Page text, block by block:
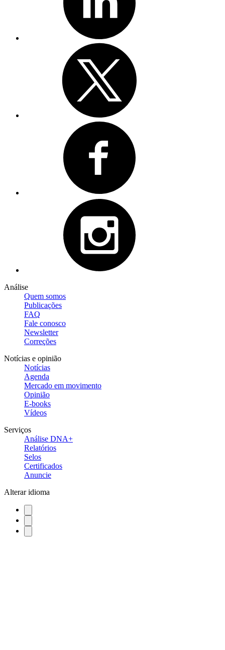
Análise
Quem somos
Publicações
FAQ
Fale conosco
Newsletter
Correções
Notícias e opinião
Notícias
Agenda
Mercado em movimento
Opinião
E-books
Vídeos
Serviços
Análise DNA+
Relatórios
Selos
Certificados
Anuncie
Alterar idioma